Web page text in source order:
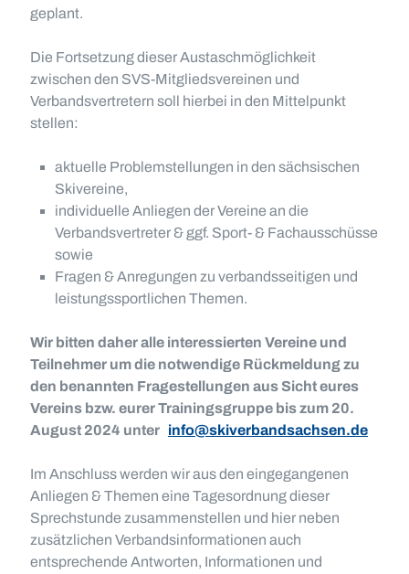
geplant.
Die Fortsetzung dieser Austaschmöglichkeit
zwischen den SVS-Mitgliedsvereinen und
Verbandsvertretern soll hierbei in den Mittelpunkt
stellen:
aktuelle Problemstellungen in den sächsischen
Skivereine,
individuelle Anliegen der Vereine an die
Verbandsvertreter & ggf. Sport- & Fachausschüsse
sowie
Fragen & Anregungen zu verbandsseitigen und
leistungssportlichen Themen.
Wir bitten daher alle interessierten Vereine und
Teilnehmer um die notwendige Rückmeldung zu
den benannten Fragestellungen aus Sicht eures
Vereins bzw. eurer Trainingsgruppe bis zum 20.
August 2024 unter info@skiverbandsachsen.de
Im Anschluss werden wir aus den eingegangenen
Anliegen & Themen eine Tagesordnung dieser
Sprechstunde zusammenstellen und hier neben
zusätzlichen Verbandsinformationen auch
entsprechende Antworten, Informationen und